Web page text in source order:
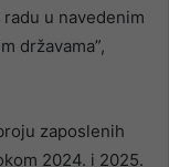
u navedenim
državama”,
zaposlenih
2024. i 2025.